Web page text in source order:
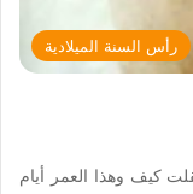
رأس السنة الميلادية
كيف وهذا العمر أيام